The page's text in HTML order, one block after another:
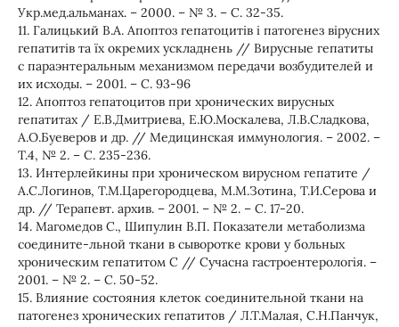
Укр.мед.альманах. – 2000. – № 3. – С. 32-35.
11. Галицький В.А. Апоптоз гепатоцитів і патогенез вірусних
гепатитів та їх окремих ускладнень // Вирусные гепатиты
с параэнтеральным механизмом передачи возбудителей и
их исходы. – 2001. – С. 93-96
12. Апоптоз гепатоцитов при хронических вирусных
гепатитах / Е.В.Дмитриева, Е.Ю.Москалева, Л.В.Сладкова,
А.О.Буеверов и др. // Медицинская иммунология. – 2002. –
Т.4, № 2. – С. 235-236.
13. Интерлейкины при хроническом вирусном гепатите /
А.С.Логинов, Т.М.Царегородцева, М.М.Зотина, Т.И.Серова и
др. // Терапевт. архив. – 2001. – № 2. – С. 17-20.
14. Магомедов С., Шипулин В.П. Показатели метаболизма
соедините-льной ткани в сыворотке крови у больных
хроническим гепатитом С // Сучасна гастроентерологія. –
2001. – № 2. – С. 50-52.
15. Влияние состояния клеток соединительной ткани на
патогенез хронических гепатитов / Л.Т.Малая, С.Н.Панчук,